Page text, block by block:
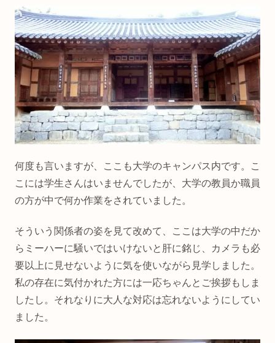
何度も言いますが、ここも大学のキャンパス内です。こ
こには学生さんはいませんでしたが、大学の教員か職員
の方が中で何か作業をされていました。
そういう関係者の姿を見て改めて、ここは大学の中だか
らミーハーに騒いではいけないと肝に銘じ、カメラも必
要以上に見せないように気を使いながら見学しました。
私の存在に気付かれた方には一応ちゃんとご挨拶もしま
したし。それなりに大人な対応は忘れないようにしてい
ました。